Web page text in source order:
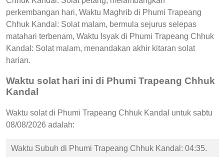
perkembangan hari, Waktu Maghrib di Phumi Trapeang
Chhuk Kandal: Solat malam, bermula sejurus selepas
matahari terbenam, Waktu Isyak di Phumi Trapeang Chhuk
Kandal: Solat malam, menandakan akhir kitaran solat
harian.
Waktu solat hari ini di Phumi Trapeang Chhuk
Kandal
Waktu solat di Phumi Trapeang Chhuk Kandal untuk sabtu
08/08/2026 adalah:
Waktu Subuh di Phumi Trapeang Chhuk Kandal: 04:35.